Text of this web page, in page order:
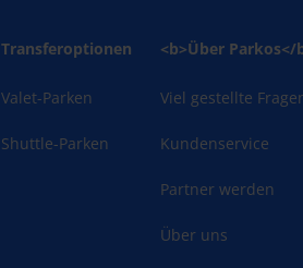
Transferoptionen
Valet-Parken
Shuttle-Parken
<b>Über Parkos</
Viel gestellte
Kundenservice
Partner werden
Über uns